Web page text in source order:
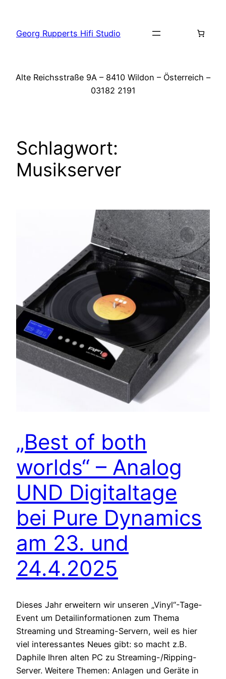
springen
Georg Rupperts Hifi Studio
Alte Reichsstraße 9A – 8410 Wildon – Österreich –
03182 2191
Schlagwort:
Musikserver
„Best of both
worlds“ – Analog
UND Digitaltage
bei Pure Dynamics
am 23. und
24.4.2025
Dieses Jahr erweitern wir unseren „Vinyl“-Tage-
Event um Detailinformationen zum Thema
Streaming und Streaming-Servern, weil es hier
viel interessantes Neues gibt: so macht z.B.
Daphile Ihren alten PC zu Streaming-/Ripping-
Server. Weitere Themen: Anlagen und Geräte in